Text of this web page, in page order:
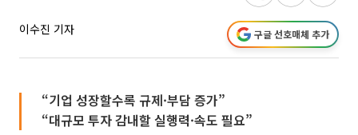
이수진 기자 구글 선호매체 추가
“기업 성장할수록 규제·부담 증가”
“대규모 투자 감내할 실행력·속도 필요”